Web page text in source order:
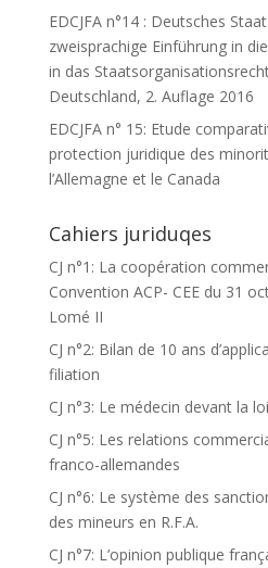
EDCJFA n°14 : Deutsches
zweisprachige Einführung in
in das
Deutschland, 2. Auflage 2016
EDCJFA n° 15: Etude
protection juridique des
l’Allemagne et le Canada
Cahiers juriduqes
CJ n°1: La coopération
Convention ACP- CEE du 31
Lomé II
CJ n°2: Bilan de 10 ans
filiation
CJ n°3: Le médecin devant la
CJ n°5: Les relations
franco-allemandes
CJ n°6: Le système des
des mineurs en R.F.A.
CJ n°7: L’opinion publique